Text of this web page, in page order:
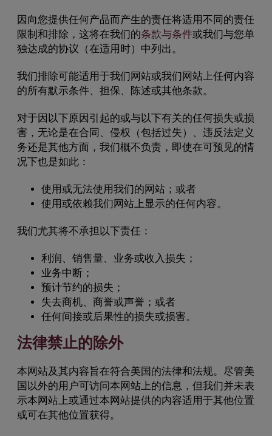
因向您提供任何产品而产生的责任将适用不同的责任
限制和排除，这将在我们的条款与条件或我们与您单
独达成的协议（在适用时）中列出。
我们排除可能适用于我们网站或我们网站上任何内容
的所有默示条件、担保、陈述或其他条款。
对于因以下原因引起的或与以下有关的任何损失或损
害，无论是在合同、侵权（包括过失）、违反法定义
务还是其他方面，我们概不负责，即使在可预见的情
况下也是如此：
使用或无法使用我们的网站；或者
使用或依赖我们网站上显示的任何内容。
我们尤其将不承担以下责任：
利润、销售量、业务或收入损失；
业务中断；
预计节约的损失；
失去商机、商誉或声誉；或者
任何间接或后果性的损失或损害。
法律禁止的除外
本网站及其内容旨在符合美国的法律和法规。尽管美
国以外的用户可访问本网站上的信息，但我们并未表
示本网站上或通过本网站提供的内容适用于其他位置
或可在其他位置获得。